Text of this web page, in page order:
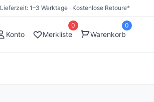
Lieferzeit: 1–3 Werktage · Kostenlose Retoure*
Konto Merkliste
0
Warenkorb
0